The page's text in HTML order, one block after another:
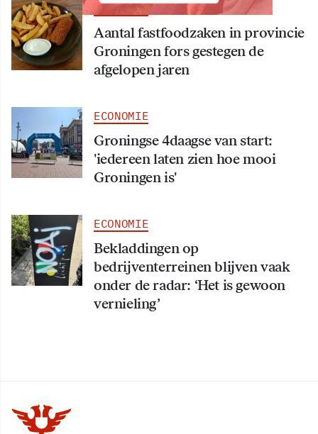
ECONOMIE
Aantal fastfoodzaken in provincie
Groningen fors gestegen de
afgelopen jaren
ECONOMIE
Groningse 4daagse van start:
'iedereen laten zien hoe mooi
Groningen is'
ECONOMIE
Bekladdingen op
bedrijventerreinen blijven vaak
onder de radar: ‘Het is gewoon
vernieling’